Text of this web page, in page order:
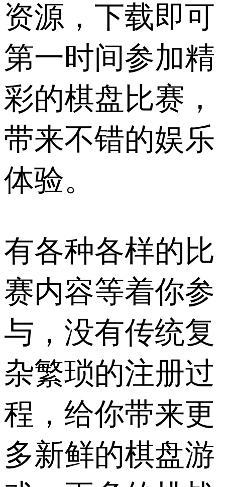
资源，下载即可
第一时间参加精
彩的棋盘比赛，
带来不错的娱乐
体验。
有各种各样的比
赛内容等着你参
与，没有传统复
杂繁琐的注册过
程，给你带来更
多新鲜的棋盘游